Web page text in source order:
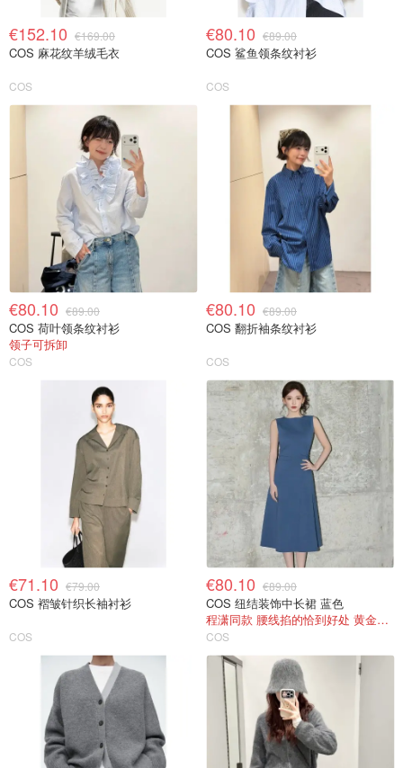
€152.10 €169.00
COS 麻花纹羊绒毛衣
COS
€80.10 €89.00
COS 鲨鱼领条纹衬衫
COS
€80.10 €89.00
COS 荷叶领条纹衬衫
领子可拆卸
COS
€80.10 €89.00
COS 翻折袖条纹衬衫
COS
€71.10 €79.00
COS 褶皱针织长袖衬衫
COS
€80.10 €89.00
COS 纽结装饰中长裙 蓝色
程潇同款 腰线掐的恰到好处 黄金比例自然来
COS